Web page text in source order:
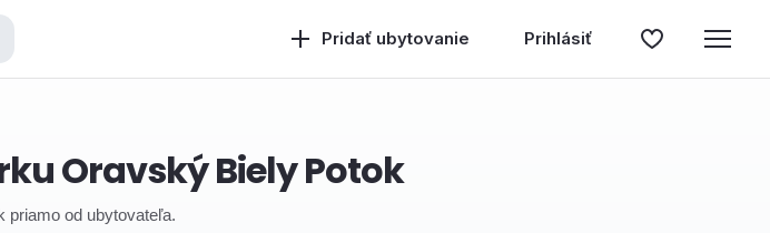
Pridať ubytovanie Prihlásiť
Oravský Biely Potok
priamo od ubytovateľa.